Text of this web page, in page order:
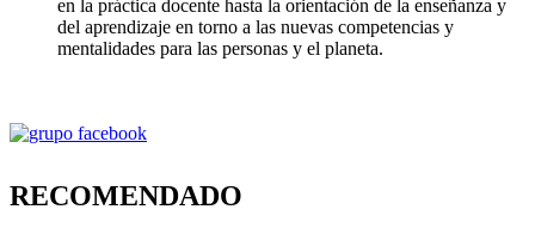
en la práctica docente hasta la orientación de la enseñanza y
del aprendizaje en torno a las nuevas competencias y
mentalidades para las personas y el planeta.
RECOMENDADO